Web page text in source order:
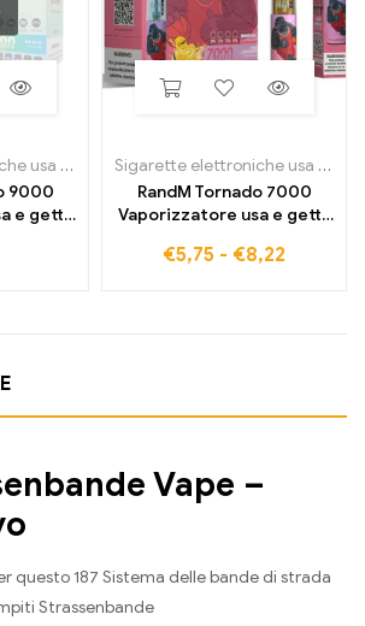
Sigarette elettroniche usa e getta ,Sigarette elettroniche usa e
9000
e getta
Sigarette elettroniche usa e getta
RandM Tornado 7000
Vaporizzatore usa e getta
€5,75 - €8,22
Vape –
questo 187 Sistema delle bande di strada
Strassenbande